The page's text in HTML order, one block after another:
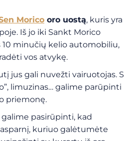
Morico oro uostą, kuris yra
Iš jo iki Sankt Morico
minučių kelio automobiliu,
vos atvykę.
jus gali nuvežti vairuotojas. S
limuzinas… galime parūpinti
priemonę.
galime pasirūpinti, kad
kuriuo galėtumėte